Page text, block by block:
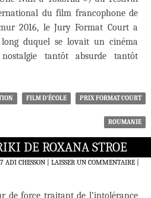
du film francophone de
2016, le Jury Format Court a
duquel se lovait un cinéma
tantôt absurde tantôt
FILM D'ÉCOLE PRIX FORMAT COURT
ROUMANIE
DE ROXANA STROE
ADI CHESSON LAISSER UN COMMENTAIRE|
de force traitant de l’intolérance